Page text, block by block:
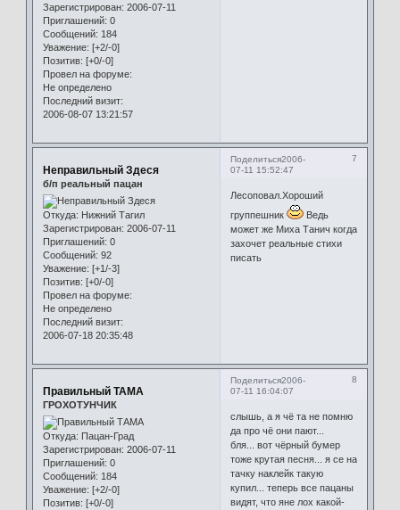
Зарегистрирован: 2006-07-11
Приглашений: 0
Сообщений: 184
Уважение: [+2/-0]
Позитив: [+0/-0]
Провел на форуме:
Не определено
Последний визит:
2006-08-07 13:21:57
Поделиться 7
2006-
07-11 15:52:47
Неправильный Здеся
б/п реальный пацан
Откуда: Нижний Тагил
Зарегистрирован: 2006-07-11
Приглашений: 0
Сообщений: 92
Уважение: [+1/-3]
Позитив: [+0/-0]
Провел на форуме:
Не определено
Последний визит:
2006-07-18 20:35:48
Лесоповал.Хороший
группешник
Ведь
может же Миха Танич когда
захочет реальные стихи
писать
Поделиться 8
2006-
07-11 16:04:07
Правильный ТАМА
ГРОХОТУНЧИК
Откуда: Пацан-Град
Зарегистрирован: 2006-07-11
Приглашений: 0
Сообщений: 184
Уважение: [+2/-0]
Позитив: [+0/-0]
слышь, а я чё та не помню
да про чё они пают...
бля... вот чёрный бумер
тоже крутая песня... я се на
тачку наклейк такую
купил... теперь все пацаны
видят, что яне лох какой-